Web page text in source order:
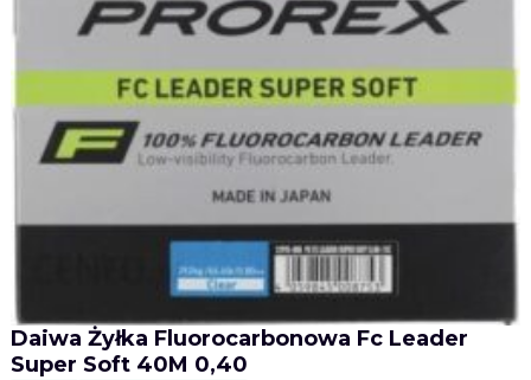
Daiwa Żyłka Fluorocarbonowa Fc Leader
Super Soft 40M 0,40